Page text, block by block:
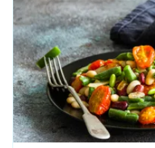
блюда легкую кислинку и
куриной печенкой и грушей
девушкам, которые ценят
никоим образом не вредят